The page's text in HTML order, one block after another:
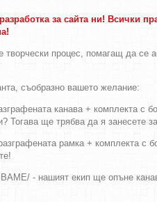
за сайта ни! Всички
творчески процес, помагащ да се
съобразно вашето желание:
канава + комплекта с
Тогава ще трябва да я занесете
рамка + комплекта с
- нашият екип ще опъне